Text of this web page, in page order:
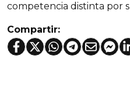
competencia distinta por
Compartir: